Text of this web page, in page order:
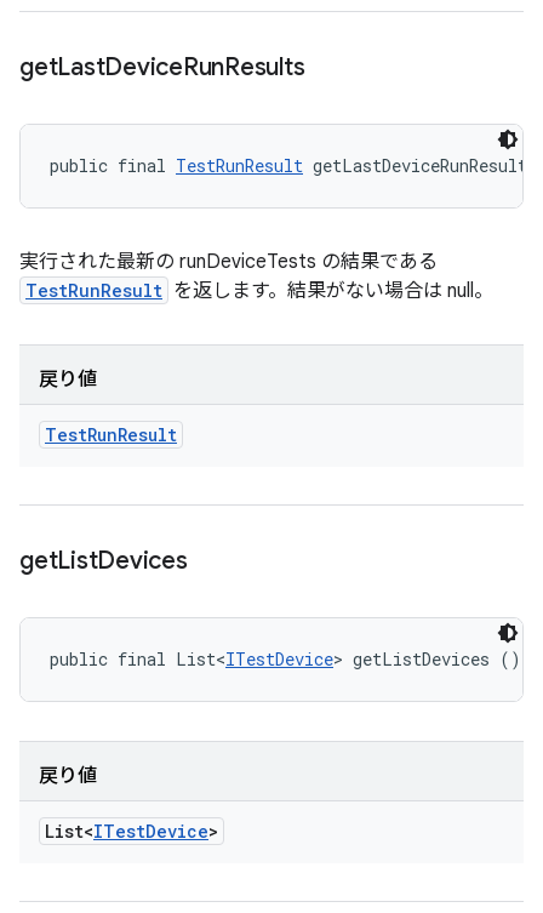
getLastDeviceRunResults
public final TestRunResult
実行された最新の runDeviceTests の結果である
TestRunResult を返します。結果がない場合は null。
戻り値
TestRunResult
getListDevices
public final List<ITestDevice> getListDevices ()
戻り値
List<ITestDevice>